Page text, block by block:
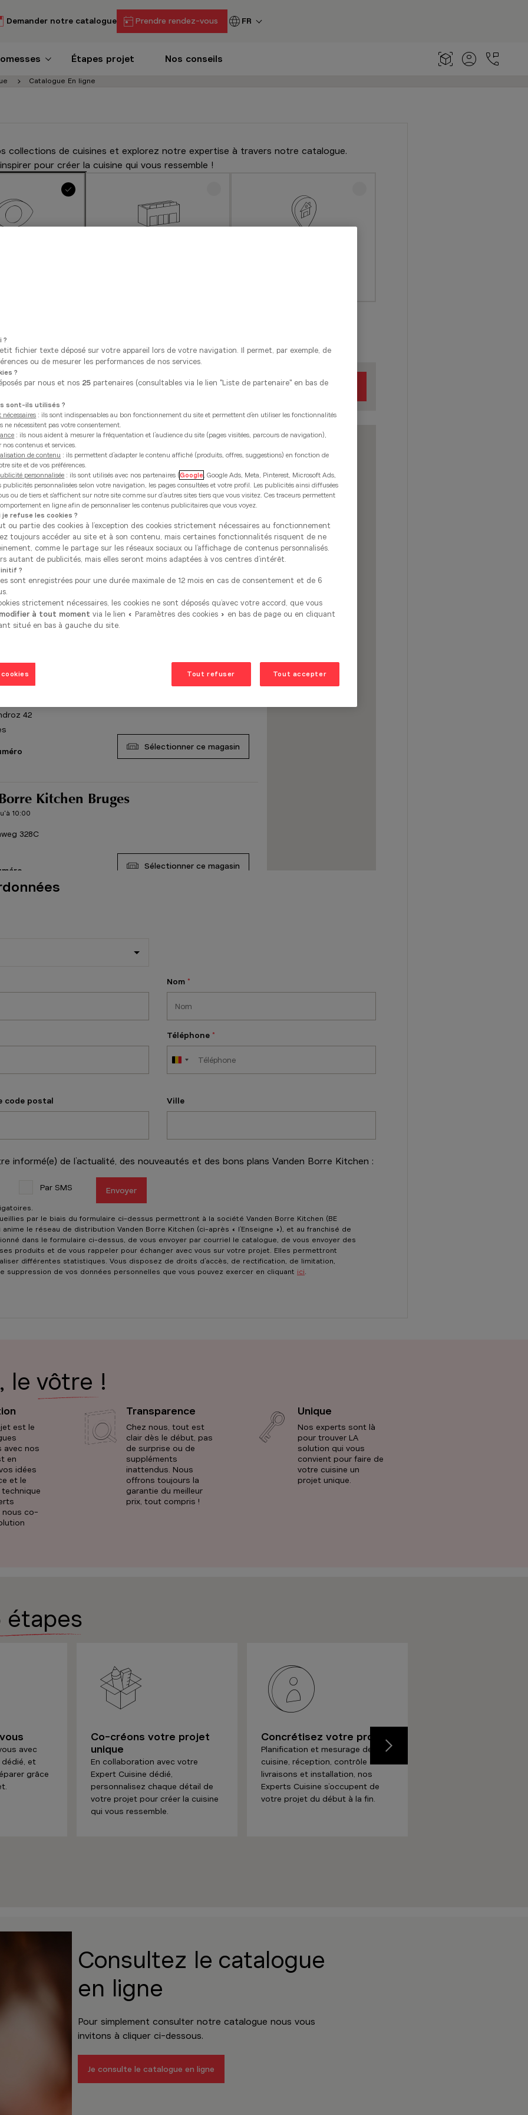
Demander notre catalogue Prendre rendez-vous FR
Étapes projet Nos conseils
Catalogue En ligne
collections de cuisines et explorez notre expertise à travers notre catalogue.
pour créer la cuisine qui vous ressemble !
magasin dans la liste : *
RECHERCHER
ou
MOI
Kitchen Alost
10:00
43
Sélectionner ce magasin
Kitchen Auderghem
10:00
1212
Kitchen Boncelles
42
Sélectionner ce magasin
Kitchen Bruges
10:00
328C
Sélectionner ce magasin
Kitchen Diest
Sélectionner ce magasin
Kitchen Dour
3
Sélectionner ce magasin
Kitchen Drogenbos
506
Sélectionner ce magasin
Kitchen Froyennes
Kitchen Gand Oostakker
09:30
1090
Sélectionner ce magasin
Kitchen Ganshoren
10:00
Borre Kitchen Gembloux
13
Kitchen Genk
09:30
3600 Genk
Borre Kitchen Gosselies
10:00
9,
Sélectionner ce magasin
Kitchen Grivegnée
Nom
Téléphone
code postal Ville
informé(e) de l’actualité, des nouveautés et des bons plans Vanden Borre Kitchen :
Par SMS Envoyer
par le biais du formulaire ci-dessus permettront à la société Vanden Borre Kitchen (BE
anime le réseau de distribution Vanden Borre Kitchen (ci-après « l’Enseigne »), et au franchisé de
dans le formulaire ci-dessus, de vous envoyer par courriel le catalogue, de vous envoyer des
produits et de vous rappeler pour échanger avec vous sur votre projet. Elles permettront
différentes statistiques. Vous disposez de droits d’accès, de rectification, de limitation,
suppression de vos données personnelles que vous pouvez exercer en cliquant ici.
le vôtre !
est le
avec nos
en
idées
et le
nous co-
Transparence
Chez nous, tout est
clair dès le début, pas
de surprise ou de
suppléments
inattendus. Nous
offrons toujours la
garantie du meilleur
prix, tout compris !
Unique
Nos experts sont là
pour trouver LA
solution qui vous
convient pour faire de
votre cuisine un
projet unique.
étapes
avec
et
grâce
Co-créons votre projet
unique
En collaboration avec votre
Expert Cuisine dédié,
personnalisez chaque détail de
votre projet pour créer la cuisine
qui vous ressemble.
Concrétisez votre projet
Planification et mesurage de la
cuisine, réception, contrôle des
livraisons et installation, nos
Experts Cuisine s’occupent de
votre projet du début à la fin.
Précédent
Consultez le catalogue
en ligne
Pour simplement consulter notre catalogue nous vous
invitons à cliquer ci-dessous.
Je consulte le catalogue en ligne
?
fichier texte déposé sur votre appareil lors de votre navigation. Il permet, par exemple, de
ou de mesurer les performances de nos services.
?
par nous et nos 25 partenaires (consultables via le lien "Liste de partenaire" en bas de
sont-ils utilisés ?
: ils sont indispensables au bon fonctionnement du site et permettent d’en utiliser les fonctionnalités
ne nécessitent pas votre consentement.
: ils nous aident à mesurer la fréquentation et l’audience du site (pages visitées, parcours de navigation),
contenus et services.
de contenu : ils permettent d’adapter le contenu affiché (produits, offres, suggestions) en fonction de
site et de vos préférences.
personnalisée : ils sont utilisés avec nos partenaires (Google, Google Ads, Meta, Pinterest, Microsoft Ads,
publicités personnalisées selon votre navigation, les pages consultées et votre profil. Les publicités ainsi diffusées
ou de tiers et s'affichent sur notre site comme sur d’autres sites tiers que vous visitez. Ces traceurs permettent
en ligne afin de personnaliser les contenus publicitaires que vous voyez.
refuse les cookies ?
ou partie des cookies à l’exception des cookies strictement nécessaires au fonctionnement
toujours accéder au site et à son contenu, mais certaines fonctionnalités risquent de ne
comme le partage sur les réseaux sociaux ou l’affichage de contenus personnalisés.
autant de publicités, mais elles seront moins adaptées à vos centres d’intérêt.
?
sont enregistrées pour une durée maximale de 12 mois en cas de consentement et de 6
strictement nécessaires, les cookies ne sont déposés qu’avec votre accord, que vous
à tout moment via le lien « Paramètres des cookies » en bas de page ou en cliquant
situé en bas à gauche du site.
Tout refuser Tout accepter